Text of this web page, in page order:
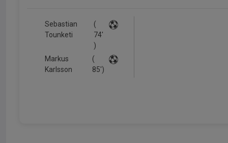
Sebastian
Tounketi
(
74'
)
Markus
Karlsson
(
85')